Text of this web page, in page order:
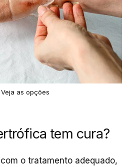
Veja as opções
tem cura?
o tratamento adequado,